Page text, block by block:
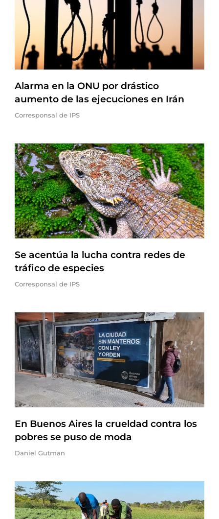
Alarma en la ONU por drástico
aumento de las ejecuciones en Irán
Corresponsal de IPS
Se acentúa la lucha contra redes de
tráfico de especies
Corresponsal de IPS
En Buenos Aires la crueldad contra los
pobres se puso de moda
Daniel Gutman